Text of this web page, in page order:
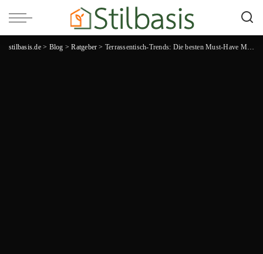
stilbasis.de> Blog >Ratgeber > Terrassentisch-Trends: Die besten Must-Have Modelle für die kommende Gartensaison